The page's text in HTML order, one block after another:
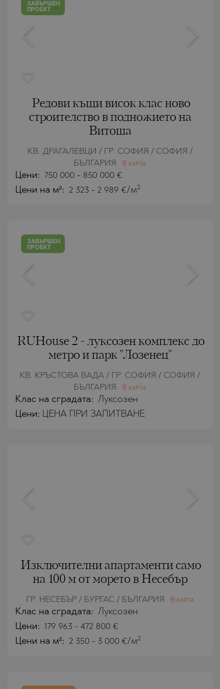
ЗАВЪРШЕН
ПРОЕКТ
Редови къщи висок клас ново
строителство в подножието на
Витоша
КВ. ДРАГАЛЕВЦИ / ГР. СОФИЯ / СОФИЯ /
БЪЛГАРИЯ
КАРТА
Цени: 750 000 - 850 000 €
Цени на м²: 2 323 - 2 989 €/м2
ЗАВЪРШЕН
ПРОЕКТ
RUHouse 2 - луксозен комплекс до
метро и парк "Лозенец"
КВ. КРЪСТОВА ВАДА / ГР. СОФИЯ / СОФИЯ /
БЪЛГАРИЯ
КАРТА
Клас на сградата: Луксозен
Цени: ЦЕНА ПРИ ЗАПИТВАНЕ
Изключителни апартаменти само
на 100 м от морето в Несебър
ГР. НЕСЕБЪР / БУРГАС / БЪЛГАРИЯ КАРТА
Клас на сградата: Луксозен
Цени: 179 963 - 472 800 €
Цени на м²: 2 350 - 3 000 €/м2